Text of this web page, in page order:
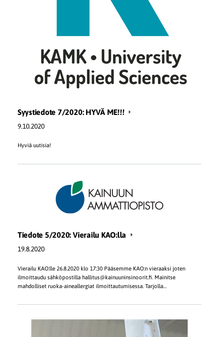
Syystiedote 7/2020: HYVÄ ME!!!
9.10.2020
Hyviä uutisia!
Tiedote 5/2020: Vierailu KAO:lla
19.8.2020
Vierailu KAO:lle 26.8.2020 klo 17:30 Pääsemme KAO:n vieraaksi joten
ilmoittaudu sähköpostilla hallitus@kainuuninsinoorit.fi. Mainitse
mahdolliset ruoka-aineallergiat ilmoittautumisessa. Tarjolla…